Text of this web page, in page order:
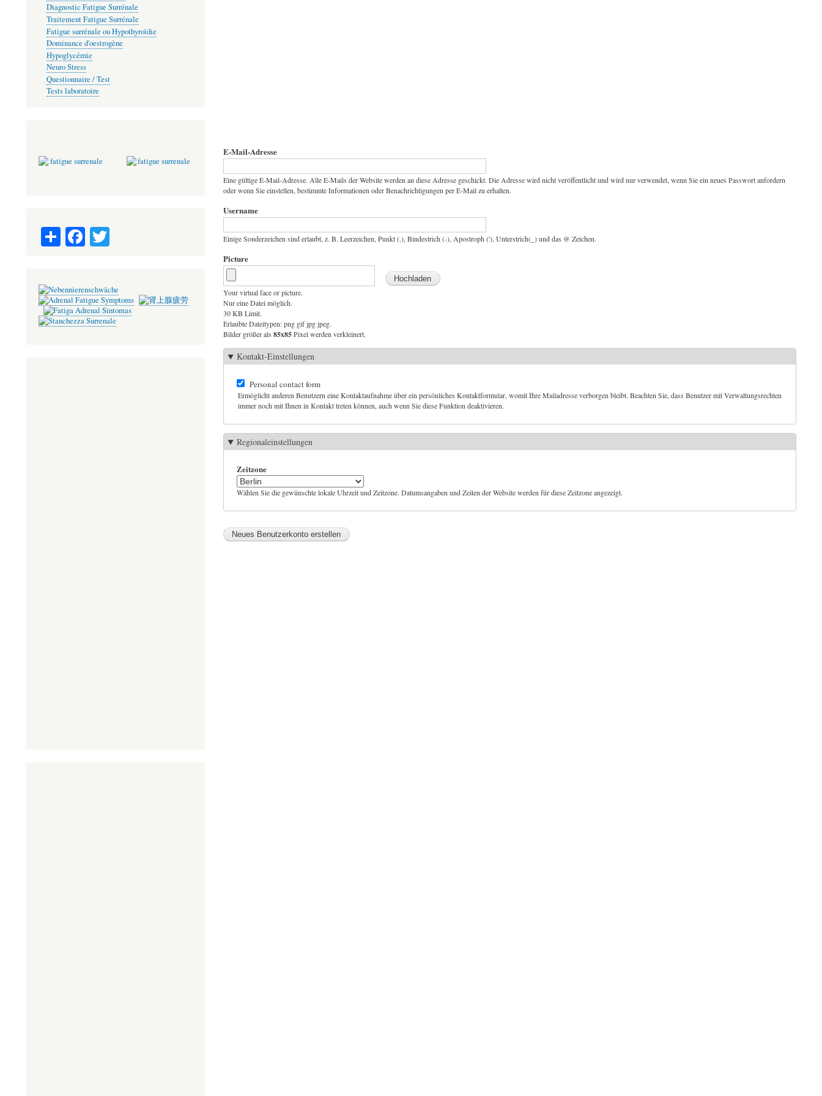
E-Mail-Adresse
Eine gültige E-Mail-Adresse. Alle E-Mails der Website werden an diese Adresse geschickt. Die Adresse wird nicht veröffentlicht und wird nur verwendet, wenn Sie ein neues Passwort anfordern
oder wenn Sie einstellen, bestimmte Informationen oder Benachrichtigungen per E-Mail zu erhalten.
Username
Einige Sonderzeichen sind erlaubt, z. B. Leerzeichen, Punkt (.), Bindestrich (-), Apostroph ('), Unterstrich(_) und das @ Zeichen.
Picture
Your virtual face or picture.
Nur eine Datei möglich.
30 KB Limit.
Erlaubte Dateitypen: png gif jpg jpeg.
Bilder größer als 85x85Pixel werden verkleinert.
Kontakt-Einstellungen
Personal contact form
Ermöglicht anderen Benutzern eine Kontaktaufnahme über ein persönliches Kontaktformular, womit Ihre Mailadresse verborgen bleibt. Beachten Sie, dass Benutzer mit Verwaltungsrechten
immer noch mit Ihnen in Kontakt treten können, auch wenn Sie diese Funktion deaktivieren.
Regionaleinstellungen
Zeitzone
Wählen Sie die gewünschte lokale Uhrzeit und Zeitzone. Datumsangaben und Zeiten der Website werden für diese Zeitzone angezeigt.
Diagnostic Fatigue Surrénale
Traitement Fatigue Surrénale
Fatigue surrénale ou Hypothyroïdie
Dominance d'oestrogène
Hypoglycémie
Neuro Stress
Questionnaire / Test
Tests laboratoire
S
ha
Fa
ce
okr